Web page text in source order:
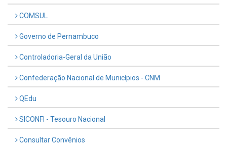
COMSUL
Governo de Pernambuco
Controladoria-Geral da União
Confederação Nacional de Municípios - CNM
QEdu
SICONFI - Tesouro Nacional
Consultar Convênios